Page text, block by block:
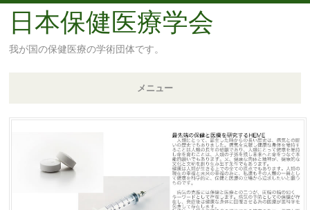
日本保健医療学会
我が国の保健医療の学術団体です。
メニュー
コ